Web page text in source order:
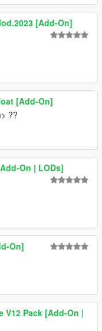
[Add-On]
[Add-On]
??
On | LODs]
On]
V12 Pack [Add-On |